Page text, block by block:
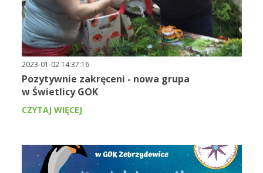
2023-01-02 14:37:16
Pozytywnie zakręceni - nowa grupa
w Świetlicy GOK
CZYTAJ WIĘCEJ